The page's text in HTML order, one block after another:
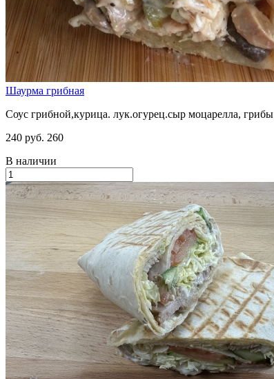
Шаурма грибная
Соус грибной,курица. лук.огурец.сыр моцарелла, грибы
240 руб. 260
В наличии